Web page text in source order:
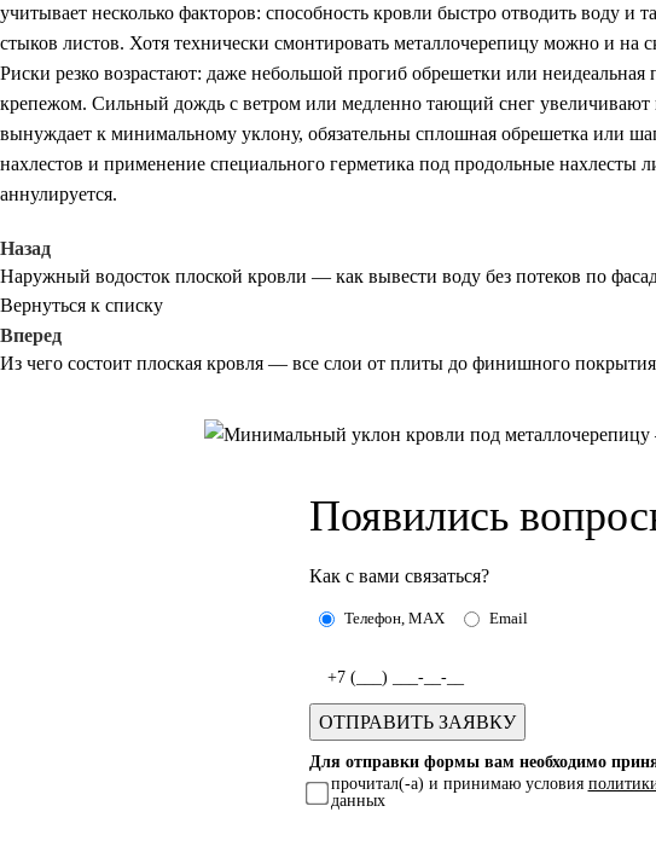
учитывает несколько факторов: способность кровли быстро отводить воду и
стыков листов. Хотя технически смонтировать металлочерепицу можно и на
Риски резко возрастают: даже небольшой прогиб обрешетки или неидеальная
крепежом. Сильный дождь с ветром или медленно тающий снег увеличивают
вынуждает к минимальному уклону, обязательны сплошная обрешетка или
нахлестов и применение специального герметика под продольные нахлесты
аннулируется.
Назад
Наружный водосток плоской кровли — как вывести воду без потеков по
Вернуться к списку
Вперед
Из чего состоит плоская кровля — все слои от плиты до финишного покрытия
Появились
Как с вами связаться?
Телефон, MAX Email
Для отправки формы вам необходимо
прочитал(-а) и принимаю условия
данных